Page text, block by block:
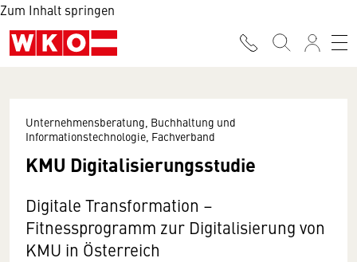
Zum Inhalt springen
Unternehmensberatung, Buchhaltung und
Informationstechnologie, Fachverband
KMU Digitalisierungsstudie
Digitale Transformation –
Fitnessprogramm zur Digitalisierung von
KMU in Österreich